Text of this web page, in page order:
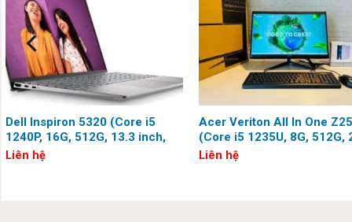
năng đảm bảo cho nhu cầu văn phòng.Laptop HP Envy
của dòng laptop nổi tiếng này.
Dell Inspiron 5320 (Core i5
1240P, 16G, 512G, 13.3 inch,
QHD)
Liên hệ
Acer Veriton All In One
(Core i5 1235U, 8G, 512G,
inch, Full HD)
Liên hệ